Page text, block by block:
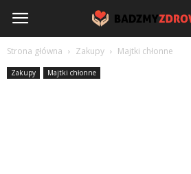
BadzmyZdrowi.pl
Strona główna Zakupy Majtki chłonne
Zakupy Majtki chłonne